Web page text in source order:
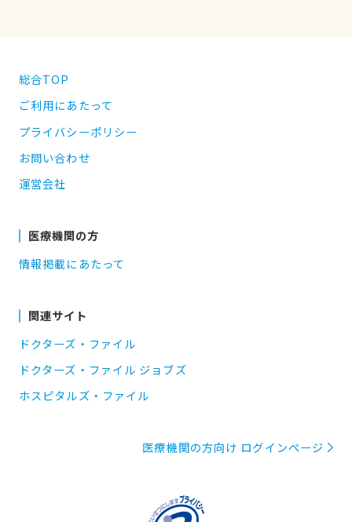
総合TOP
ご利用にあたって
プライバシーポリシー
お問い合わせ
運営会社
医療機関の方
情報掲載にあたって
関連サイト
ドクターズ・ファイル
ドクターズ・ファイル ジョブズ
ホスピタルズ・ファイル
医療機関の方向け ログインページ